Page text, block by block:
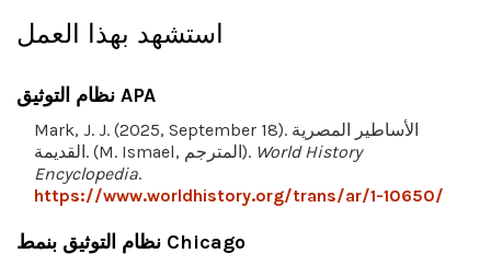
استشهد بهذا العمل
نظام التوثيق APA
Mark, J. J. (2025, September 18). الأساطير المصرية
القديمة. (M. Ismael, المترجم). World History
Encyclopedia.
https://www.worldhistory.org/trans/ar/1-10650/
نظام التوثيق بنمط Chicago